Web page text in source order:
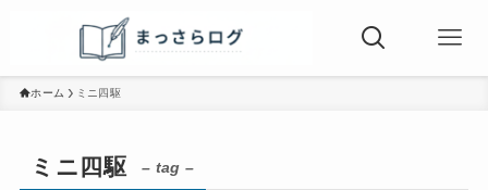
ホーム ミニ四駆
ミニ四駆 – tag –